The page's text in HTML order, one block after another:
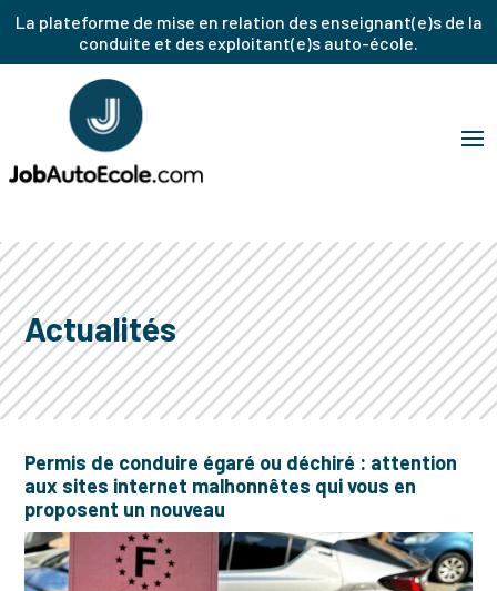
La plateforme de mise en relation des enseignant(e)s de la
conduite et des exploitant(e)s auto-école.
Actualités
Permis de conduire égaré ou déchiré : attention
aux sites internet malhonnêtes qui vous en
proposent un nouveau